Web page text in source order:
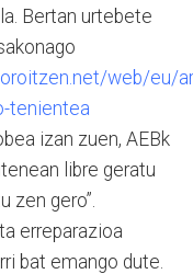
Bertan urtebete
web/eu/
tenientea
izan zuen, AEBk
libre geratu
zen gero”.
erreparazioa
bat emango dute.